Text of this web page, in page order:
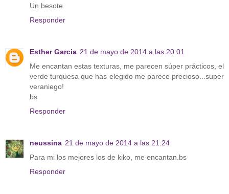
Un besote
Responder
Esther Garcia 21 de mayo de 2014 a las 20:01
Me encantan estas texturas, me parecen súper prácticos, el
verde turquesa que has elegido me parece precioso...super
veraniego!
bs
Responder
neussina 21 de mayo de 2014 a las 21:24
Para mi los mejores los de kiko, me encantan.bs
Responder